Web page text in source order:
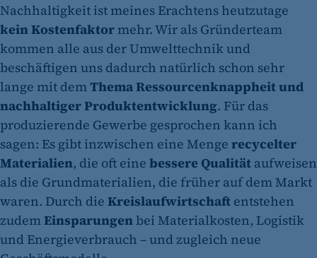
Nachhaltigkeit ist meines Erachtens heutzutage
kein Kostenfaktor mehr. Wir als Gründerteam
kommen alle aus der Umwelttechnik und
beschäftigen uns dadurch natürlich schon sehr
lange mit demThema Ressourcenknappheit und
nachhaltiger Produktentwicklung. Für das
produzierende Gewerbe gesprochen kann ich
sagen: Es gibt inzwischen eine Menge recycelter
Materialien, die oft eine bessere Qualität aufweisen
als die Grundmaterialien, die früher auf dem Markt
waren. Durch die Kreislaufwirtschaft entstehen
zudemEinsparungen bei Materialkosten, Logistik
und Energieverbrauch – und zugleich neue